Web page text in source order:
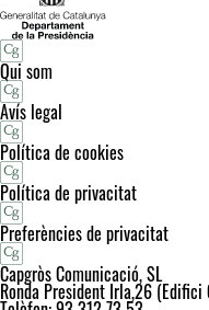
Qui som
Avís legal
Política de cookies
Política de privacitat
Preferències de privacitat
Capgròs Comunicació, SL
Ronda President Irla,26